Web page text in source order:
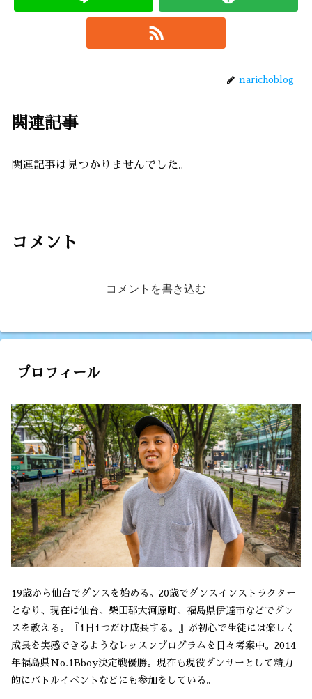
narichoblog
関連記事
関連記事は見つかりませんでした。
コメント
コメントを書き込む
プロフィール
19歳から仙台でダンスを始める。20歳でダンスインストラクター
となり、現在は仙台、柴田郡大河原町、福島県伊達市などでダン
スを教える。『1日1つだけ成長する。』が初心で生徒には楽しく
成長を実感できるようなレッスンプログラムを日々考案中。2014
年福島県No.1Bboy決定戦優勝。現在も現役ダンサーとして精力
的にバトルイベントなどにも参加をしている。